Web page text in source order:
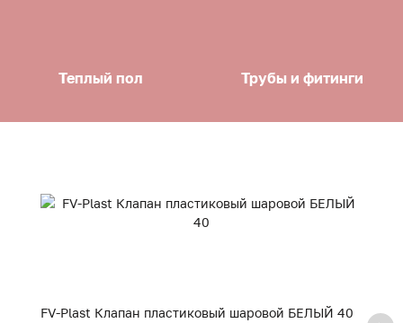
Теплый пол Трубы и фитинги
FV-Plast Клапан пластиковый шаровой БЕЛЫЙ 40